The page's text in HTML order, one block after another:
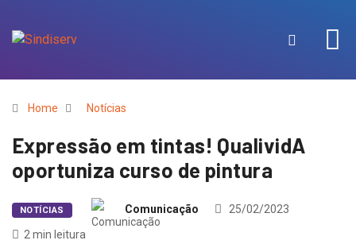
Home Notícias
Expressão em tintas! QualividA
oportuniza curso de pintura
NOTÍCIAS Comunicação
25/02/2023
2 min leitura